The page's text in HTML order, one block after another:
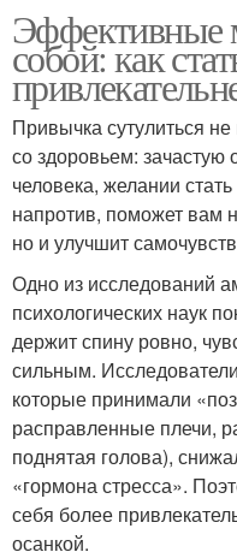
Эффективные
собой: как
Привычка сутулиться
со здоровьем: зачастую
человека, желании
напротив, поможет вам
но и улучшит
Одно из исследований
психологических наук
держит спину ровно,
сильным.
которые принимали
расправленные плечи,
поднятая голова),
«гормона стресса».
себя более
осанкой.